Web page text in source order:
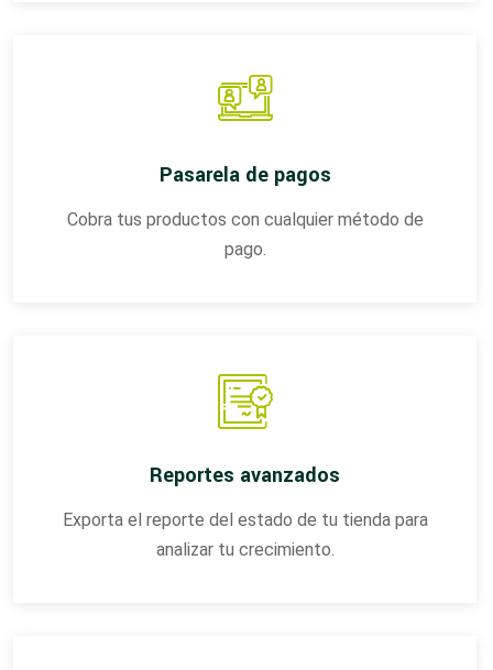
Pasarela de pagos
Cobra tus productos con cualquier método de
pago.
Reportes avanzados
Exporta el reporte del estado de tu tienda para
analizar tu crecimiento.